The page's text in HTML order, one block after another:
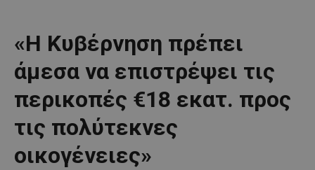
«Η Κυβέρνηση πρέπει
άμεσα να επιστρέψει τις
περικοπές €18 εκατ. προς
τις πολύτεκνες
οικογένειες»